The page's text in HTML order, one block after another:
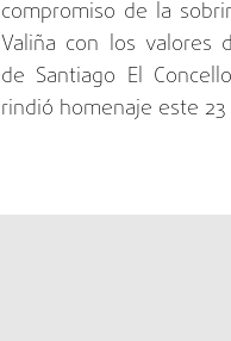
compromiso de la
Valiña con los valores
de Santiago El
rindió homenaje este